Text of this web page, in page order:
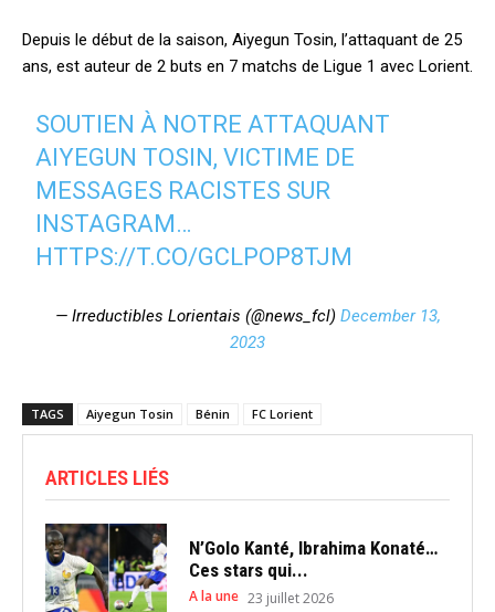
Depuis le début de la saison, Aiyegun Tosin, l’attaquant de 25
ans, est auteur de 2 buts en 7 matchs de Ligue 1 avec Lorient.
SOUTIEN À NOTRE ATTAQUANT
AIYEGUN TOSIN, VICTIME DE
MESSAGES RACISTES SUR
INSTAGRAM…
HTTPS://T.CO/GCLPOP8TJM
— Irreductibles Lorientais (@news_fcl) December 13,
2023
TAGS Aiyegun Tosin Bénin FC Lorient
ARTICLES LIÉS
N’Golo Kanté, Ibrahima Konaté…
Ces stars qui...
A la une 23 juillet 2026